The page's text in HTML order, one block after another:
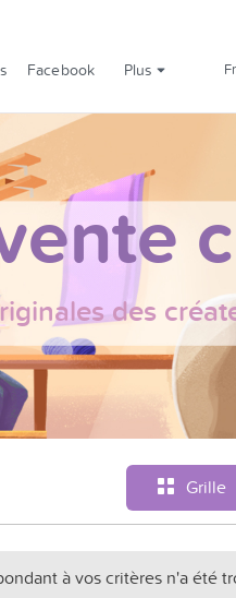
Facebook Plus fr
des
Grille
à vos critères n'a été